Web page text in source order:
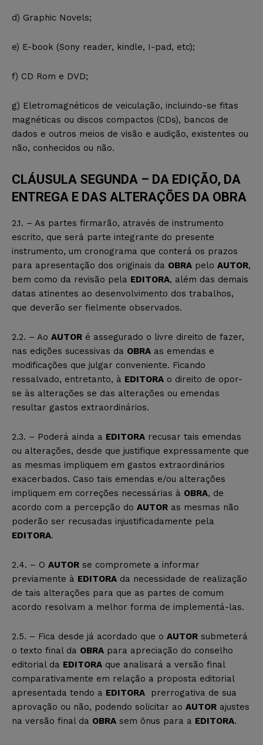
d) Graphic Novels;
e) E-book (Sony reader, kindle, I-pad, etc);
f) CD Rom e DVD;
g) Eletromagnéticos de veiculação, incluindo-se fitas
magnéticas ou discos compactos (CDs), bancos de
dados e outros meios de visão e audição, existentes ou
não, conhecidos ou não.
CLÁUSULA SEGUNDA – DA EDIÇÃO, DA
ENTREGA E DAS ALTERAÇÕES DA OBRA
2.1. – As partes firmarão, através de instrumento
escrito, que será parte integrante do presente
instrumento, um cronograma que conterá os prazos
para apresentação dos originais da OBRA pelo AUTOR,
bem como da revisão pela EDITORA, além das demais
datas atinentes ao desenvolvimento dos trabalhos,
que deverão ser fielmente observados.
2.2. – Ao AUTOR é assegurado o livre direito de fazer,
nas edições sucessivas da OBRA as emendas e
modificações que julgar conveniente. Ficando
ressalvado, entretanto, à EDITORA o direito de opor-
se às alterações se das alterações ou emendas
resultar gastos extraordinários.
2.3. – Poderá ainda a EDITORA recusar tais emendas
ou alterações, desde que justifique expressamente que
as mesmas impliquem em gastos extraordinários
exacerbados. Caso tais emendas e/ou alterações
impliquem em correções necessárias à OBRA, de
acordo com a percepção do AUTOR as mesmas não
poderão ser recusadas injustificadamente pela
EDITORA.
2.4. – O AUTOR se compromete a informar
previamente à EDITORA da necessidade de realização
de tais alterações para que as partes de comum
acordo resolvam a melhor forma de implementá-las.
2.5. – Fica desde já acordado que o AUTOR submeterá
o texto final da OBRA para apreciação do conselho
editorial da EDITORA que analisará a versão final
comparativamente em relação a proposta editorial
apresentada tendo a EDITORA prerrogativa de sua
aprovação ou não, podendo solicitar ao AUTOR ajustes
na versão final da OBRA sem ônus para a EDITORA.